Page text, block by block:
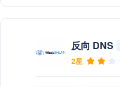
反向 DNS
2星